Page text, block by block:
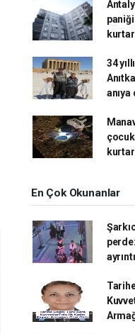
34
En Çok Okunanlar